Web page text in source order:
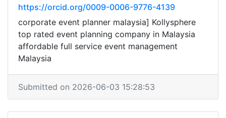
https://orcid.org/0009-0006-9776-4139
corporate event planner malaysia] Kollysphere
top rated event planning company in Malaysia
affordable full service event management
Malaysia
Submitted on 2026-06-03 15:28:53